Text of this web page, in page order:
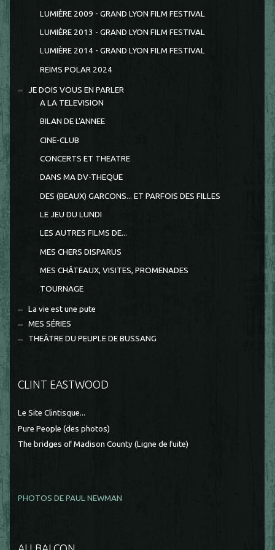
LUMIÈRE 2009 - GRAND LYON FILM FESTIVAL
LUMIÈRE 2013 - GRAND LYON FILM FESTIVAL
LUMIÈRE 2014 - GRAND LYON FILM FESTIVAL
REIMS POLAR 2024
JE DOIS VOUS EN PARLER
A LA TELEVISION
BILAN DE L'ANNEE
CINE-CLUB
CONCERTS ET THEATRE
DANS MA DV-THEQUE
DES (BEAUX) GARCONS... ET PARFOIS DES FILLES
LE JEU DU LUNDI
LES AUTRES FILMS DE...
MES CHERS DISPARUS
MES CHÂTEAUX, VISITES, PROMENADES
TOURNAGE
La vie est une pute
MES SÉRIES
THEÂTRE DU PEUPLE DE BUSSANG
CLINT EASTWOOD
Le Site Clintisque...
Pure People (des photos)
The bridges of Madison County (Ligne de fuite)
PHOTOS DE PAUL NEWMAN